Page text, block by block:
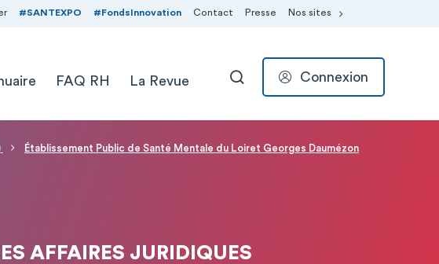
#SANTEXPO #FondsInnovation Contact Presse Nos sites
FAQ RH La Revue RECHERCHER
Connexion
Établissement Public de Santé Mentale du Loiret Georges Daumézon
AFFAIRES JURIDIQUES